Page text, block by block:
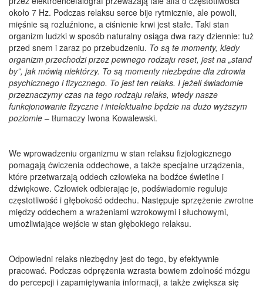
około 7 Hz. Podczas relaksu serce bije rytmicznie, ale powoli,
mięśnie są rozluźnione, a ciśnienie krwi jest stałe. Taki stan
organizm ludzki w sposób naturalny osiąga dwa razy dziennie: tuż
przed snem i zaraz po przebudzeniu. To są te momenty, kiedy
organizm przechodzi przez pewnego rodzaju reset, jest na „stand
by”, jak mówią niektórzy. To są momenty niezbędne dla zdrowia
psychicznego i fizycznego. To jest ten relaks. I jeżeli świadomie
przeznaczymy czas na tego rodzaju relaks, wtedy nasze
funkcjonowanie fizyczne i intelektualne będzie na dużo wyższym
poziomie – tłumaczy Iwona Kowalewski.
We wprowadzeniu organizmu w stan relaksu fizjologicznego
pomagają ćwiczenia oddechowe, a także specjalne urządzenia,
które przetwarzają oddech człowieka na bodźce świetlne i
dźwiękowe. Człowiek odbierając je, podświadomie reguluje
częstotliwość i głębokość oddechu. Następuje sprzężenie zwrotne
między oddechem a wrażeniami wzrokowymi i słuchowymi,
umożliwiające wejście w stan głębokiego relaksu.
Odpowiedni relaks niezbędny jest do tego, by efektywnie
pracować. Podczas odprężenia wzrasta bowiem zdolność mózgu
do percepcji i zapamiętywania informacji, a także zwiększa się